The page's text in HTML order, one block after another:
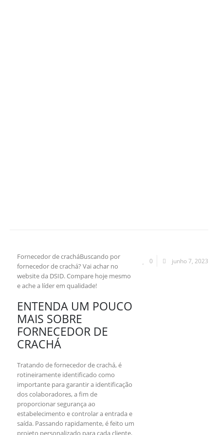
0 junho 7, 2023
Fornecedor de cracháBuscando por
fornecedor de crachá? Vai achar no
website da DSID. Compare hoje mesmo
e ache a líder em qualidade!
ENTENDA UM POUCO
MAIS SOBRE
FORNECEDOR DE
CRACHÁ
Tratando de fornecedor de crachá, é
rotineiramente identificado como
importante para garantir a identificação
dos colaboradores, a fim de
proporcionar segurança ao
estabelecimento e controlar a entrada e
saída. Passando rapidamente, é feito um
projeto personalizado para cada cliente,